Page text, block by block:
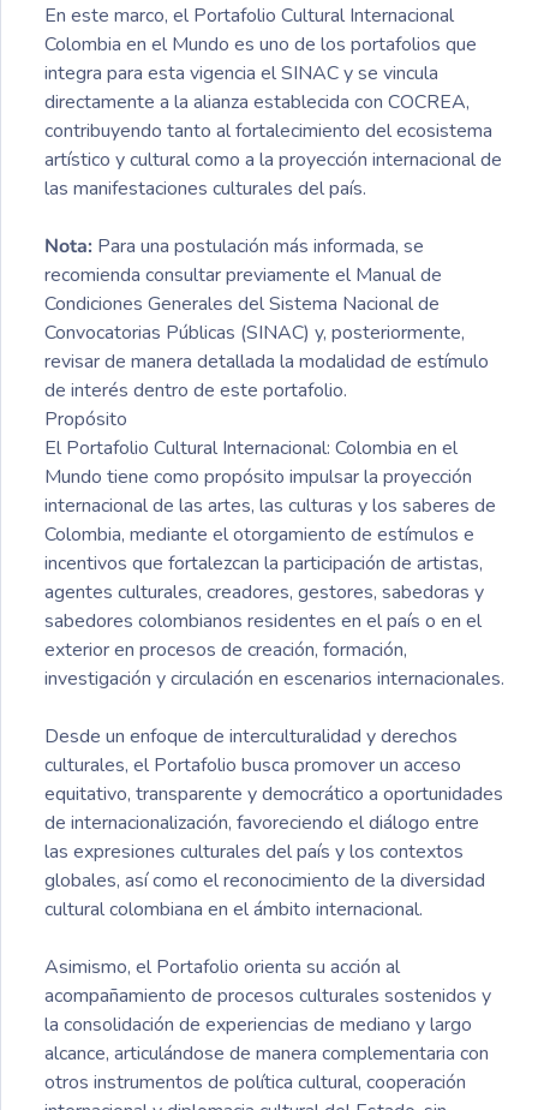
En este marco, el Portafolio Cultural Internacional
Colombia en el Mundo es uno de los portafolios que
integra para esta vigencia el SINAC y se vincula
directamente a la alianza establecida con COCREA,
contribuyendo tanto al fortalecimiento del ecosistema
artístico y cultural como a la proyección internacional de
las manifestaciones culturales del país.
Nota: Para una postulación más informada, se
recomienda consultar previamente el Manual de
Condiciones Generales del Sistema Nacional de
Convocatorias Públicas (SINAC) y, posteriormente,
revisar de manera detallada la modalidad de estímulo
de interés dentro de este portafolio.
Propósito
El Portafolio Cultural Internacional: Colombia en el
Mundo tiene como propósito impulsar la proyección
internacional de las artes, las culturas y los saberes de
Colombia, mediante el otorgamiento de estímulos e
incentivos que fortalezcan la participación de artistas,
agentes culturales, creadores, gestores, sabedoras y
sabedores colombianos residentes en el país o en el
exterior en procesos de creación, formación,
investigación y circulación en escenarios internacionales.
Desde un enfoque de interculturalidad y derechos
culturales, el Portafolio busca promover un acceso
equitativo, transparente y democrático a oportunidades
de internacionalización, favoreciendo el diálogo entre
las expresiones culturales del país y los contextos
globales, así como el reconocimiento de la diversidad
cultural colombiana en el ámbito internacional.
Asimismo, el Portafolio orienta su acción al
acompañamiento de procesos culturales sostenidos y
la consolidación de experiencias de mediano y largo
alcance, articulándose de manera complementaria con
otros instrumentos de política cultural, cooperación